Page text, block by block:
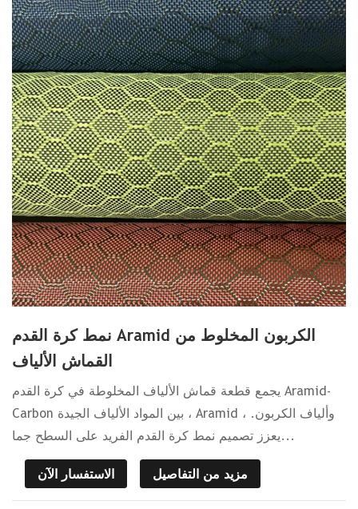
نمط كرة القدم Aramid الكربون المخلوط من
القماش الألياف
يجمع قطعة قماش الألياف المخلوطة في كرة القدم Aramid-
Carbon بين المواد الألياف الجيدة ، Aramid ، وألياف الكربون.
يعزز تصميم نمط كرة القدم الفريد على السطح جما...
الاستفسار الآن مزيد من التفاصيل